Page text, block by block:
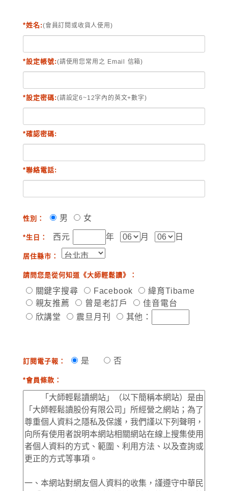
*姓名:(會員訂閱或收貨人使用)
*設定帳號:(請使用您常用之 Email 信箱)
*設定密碼:(請設定6~12字內的英文+數字)
*確認密碼:
*聯絡電話:
性別： 男 女
*生日： 西元 年 月 日
居住縣市：
請問您是從何知道《大師輕鬆讀》：
關鍵字搜尋 Facebook
緯育Tibame
親友推薦
曾是老訂戶
佳音電台
欣講堂
震旦月刊 其他：
訂閱電子報： 是 否
*會員條款：